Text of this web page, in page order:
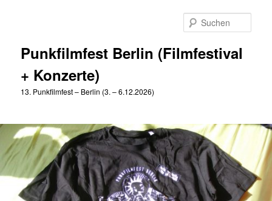
Punkfilmfest Berlin (Filmfestival
+ Konzerte)
13. Punkfilmfest – Berlin (3. – 6.12.2026)